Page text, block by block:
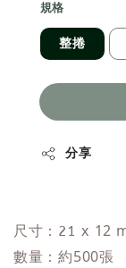
規格
整捲
分享
尺寸：21 x 12
數量：約500張